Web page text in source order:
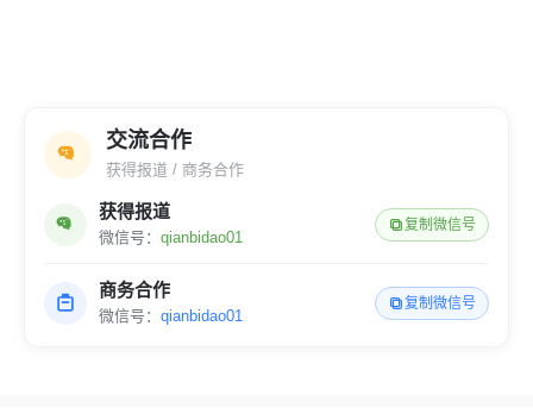
交流合作
获得报道 / 商务合作
获得报道
微信号： qianbidao01
复制微信号
商务合作
微信号： qianbidao01
复制微信号